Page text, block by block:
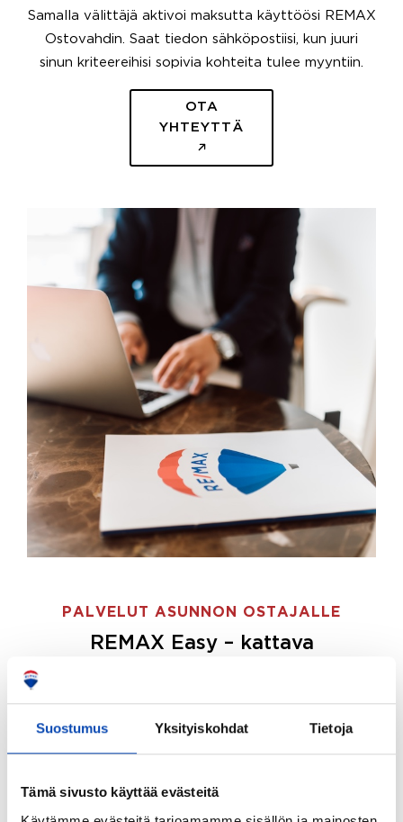
Suostumus Yksityiskohdat Tietoja
Tämä sivusto käyttää evästeitä
Samalla välittäjä aktivoi maksutta käyttöösi REMAX
Ostovahdin. Saat tiedon sähköpostiisi, kun juuri
sinun kriteereihisi sopivia kohteita tulee myyntiin.
OTA
YHTEYTTÄ
PALVELUT ASUNNON OSTAJALLE
REMAX Easy – kattava
ostajille.
Tee ostotoimeksianto ja etsimme juuri